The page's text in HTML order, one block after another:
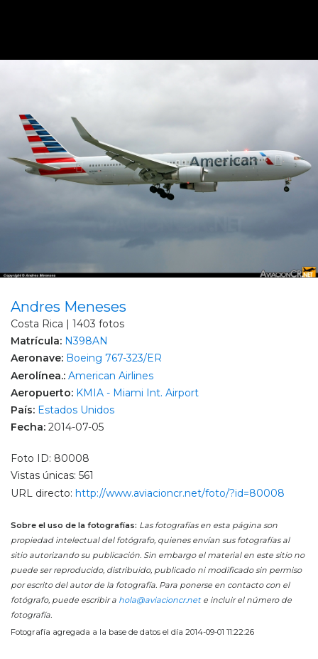
Andres Meneses
Costa Rica | 1403 fotos
Matrícula: N398AN
Aeronave: Boeing 767-323/ER
Aerolínea.: American Airlines
Aeropuerto: KMIA - Miami Int. Airport
País: Estados Unidos
Fecha: 2014-07-05
Foto ID: 80008
Vistas únicas: 561
URL directo: http://www.aviacioncr.net/foto/?id=80008
Sobre el uso de la fotografías: Las fotografías en esta página son
propiedad intelectual del fotógrafo, quienes envían sus fotografías al
sitio autorizando su publicación. Sin embargo el material en este sitio no
puede ser reproducido, distribuido, publicado ni modificado sin permiso
por escrito del autor de la fotografía. Para ponerse en contacto con el
fotógrafo, puede escribir a hola@aviacioncr.nete incluir el número de
fotografía.
Fotografía agregada a la base de datos el día 2014-09-01 11:22:26